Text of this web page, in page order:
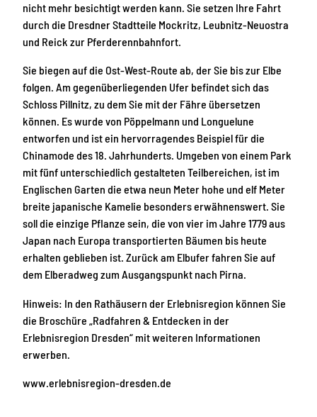
nicht mehr besichtigt werden kann. Sie setzen Ihre Fahrt
durch die Dresdner Stadtteile Mockritz, Leubnitz-Neuostra
und Reick zur Pferderennbahnfort.
Sie biegen auf die Ost-West-Route ab, der Sie bis zur Elbe
folgen. Am gegenüberliegenden Ufer befindet sich das
Schloss Pillnitz, zu dem Sie mit der Fähre übersetzen
können. Es wurde von Pöppelmann und Longuelune
entworfen und ist ein hervorragendes Beispiel für die
Chinamode des 18. Jahrhunderts. Umgeben von einem Park
mit fünf unterschiedlich gestalteten Teilbereichen, ist im
Englischen Garten die etwa neun Meter hohe und elf Meter
breite japanische Kamelie besonders erwähnenswert. Sie
soll die einzige Pflanze sein, die von vier im Jahre 1779 aus
Japan nach Europa transportierten Bäumen bis heute
erhalten geblieben ist. Zurück am Elbufer fahren Sie auf
dem Elberadweg zum Ausgangspunkt nach Pirna.
Hinweis: In den Rathäusern der Erlebnisregion können Sie
die Broschüre „Radfahren & Entdecken in der
Erlebnisregion Dresden“ mit weiteren Informationen
erwerben.
www.erlebnisregion-dresden.de